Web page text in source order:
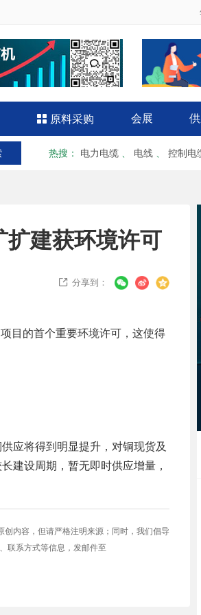
 原料采购 会展
热搜 ： 电力电缆 电线 控制电
建获环境许可
 分享到：
目的首个重要环境许可，这使得
应将得到明显提升，对铜现货及
建设周期，暂无即时供应增量，
创内容，但请严格注明来源；同时，我们倡导
联系方式等信息，发邮件至